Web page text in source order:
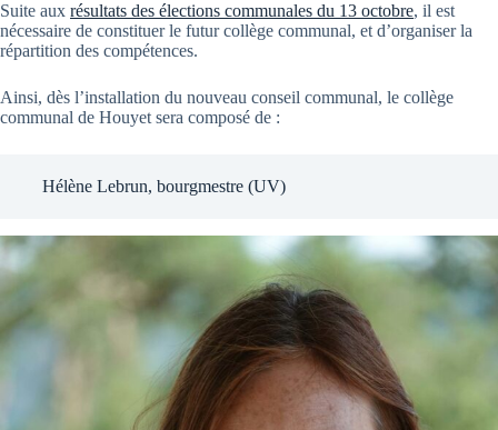
Suite aux résultats des élections communales du 13 octobre, il est
nécessaire de constituer le futur collège communal, et d’organiser la
répartition des compétences.
Ainsi, dès l’installation du nouveau conseil communal, le collège
communal de Houyet sera composé de :
Hélène Lebrun, bourgmestre (UV)